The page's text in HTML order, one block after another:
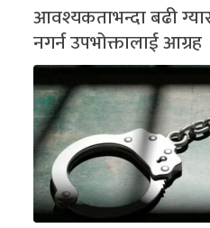
आवश्यकताभन्दा बढी
नगर्न उपभोक्तालाई आग्रह